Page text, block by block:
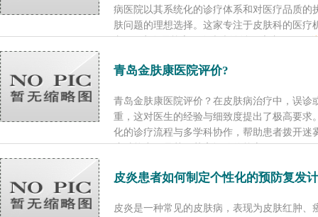
病医院以其系统化的诊疗体系和对医疗品质的
肤问题的理想选择。这家专注于皮肤科的医疗
文” 作为发展核心，在疾病诊治、患者...[了解
青岛金肤康医院评价?
青岛金肤康医院评价？在皮肤病治疗中，误诊
重，这对医生的经验与细致度提出了极高要求
化的诊疗流程与多学科协作，帮助患者拨开迷
这种能力正是其收获高评价的核心原因。...[了
皮炎患者如何制定个性化的预防复发
皮炎是一种常见的皮肤病，表现为皮肤红肿、